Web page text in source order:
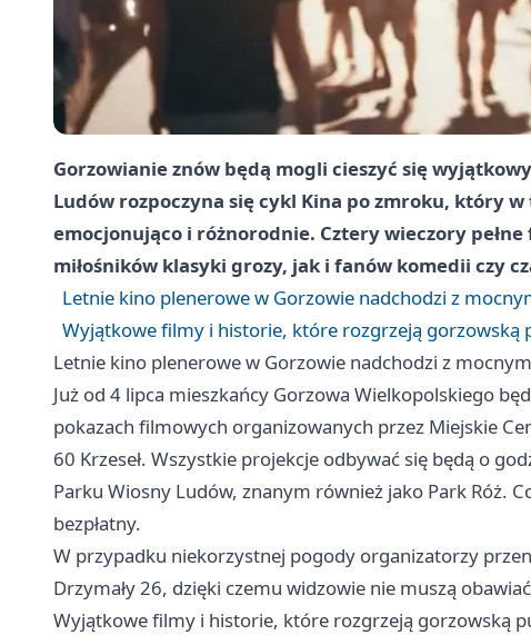
Gorzowianie znów będą mogli cieszyć się
Ludów rozpoczyna się cykl Kina po zmroku, który
emocjonująco i różnorodnie. Cztery wieczory
miłośników klasyki grozy, jak i fanów komedii czy
Letnie kino plenerowe w Gorzowie nadchodzi z
Wyjątkowe filmy i historie, które rozgrzeją gorzowską
Letnie kino plenerowe w Gorzowie nadchodzi z
Już od 4 lipca mieszkańcy Gorzowa Wielkopolskiego
pokazach filmowych organizowanych przez Miejskie
60 Krzeseł. Wszystkie projekcje odbywać się będą o
Parku Wiosny Ludów, znanym również jako Park Róż.
bezpłatny.
W przypadku niekorzystnej pogody organizatorzy
Drzymały 26, dzięki czemu widzowie nie muszą
Wyjątkowe filmy i historie, które rozgrzeją gorzowską